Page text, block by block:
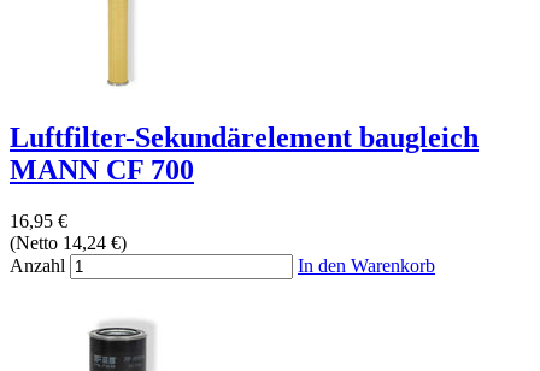
Luftfilter-Sekundärelement baugleich
MANN CF 700
16,95 €
(Netto 14,24 €)
Anzahl
In den Warenkorb